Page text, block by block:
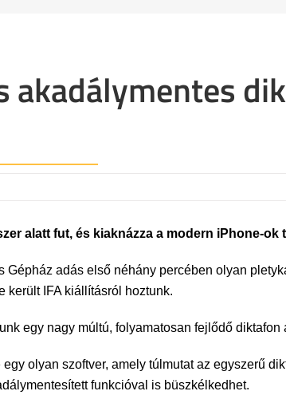
akadálymentes
alatt fut, és kiaknázza a modern iPhone-ok
Gépház adás első néhány percében olyan
került IFA kiállításról hoztunk.
egy nagy múltú, folyamatosan fejlődő
olyan szoftver, amely túlmutat az egyszerű
funkcióval is büszkélkedhet.